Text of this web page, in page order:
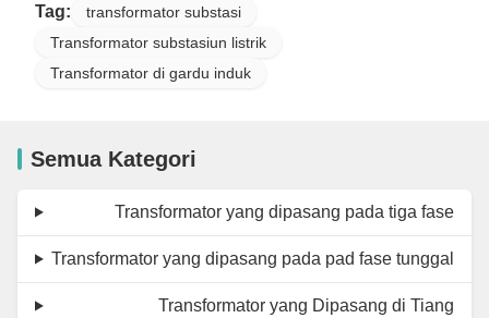
Tag:
transformator substasi
Transformator substasiun listrik
Transformator di gardu induk
Semua Kategori
Transformator yang dipasang pada tiga fase
Transformator yang dipasang pada pad fase tunggal
Transformator yang Dipasang di Tiang